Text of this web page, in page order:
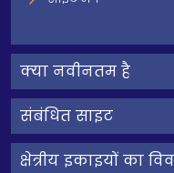
क्‍या नवीनतम है
संबंधित साइट
क्षेत्रीय इकाइयों का